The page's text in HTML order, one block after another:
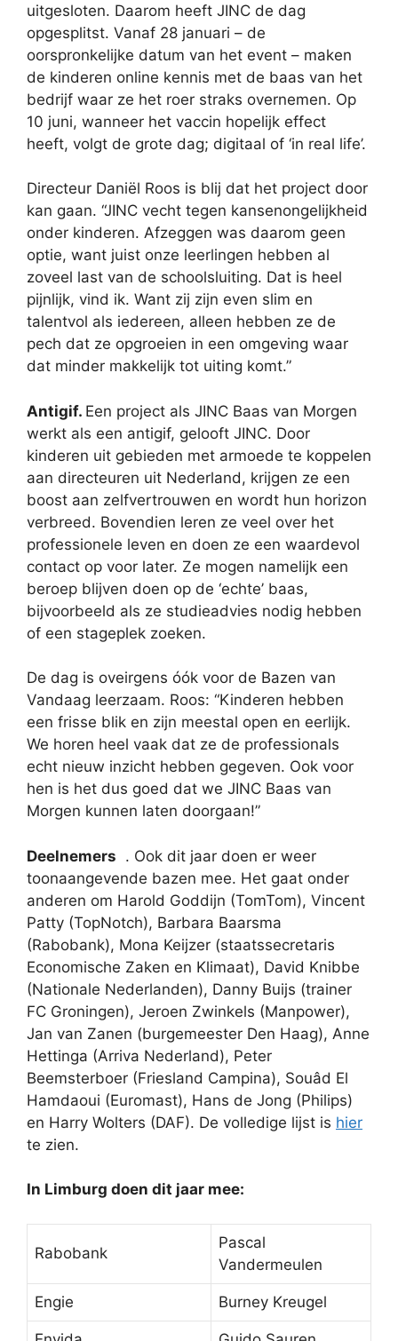
uitgesloten. Daarom heeft JINC de dag
opgesplitst. Vanaf 28 januari – de
oorspronkelijke datum van het event – maken
de kinderen online kennis met de baas van het
bedrijf waar ze het roer straks overnemen. Op
10 juni, wanneer het vaccin hopelijk effect
heeft, volgt de grote dag; digitaal of ‘in real life’.
Directeur Daniël Roos is blij dat het project door
kan gaan. “JINC vecht tegen kansenongelijkheid
onder kinderen. Afzeggen was daarom geen
optie, want juist onze leerlingen hebben al
zoveel last van de schoolsluiting. Dat is heel
pijnlijk, vind ik. Want zij zijn even slim en
talentvol als iedereen, alleen hebben ze de
pech dat ze opgroeien in een omgeving waar
dat minder makkelijk tot uiting komt.”
Antigif. Een project als JINC Baas van Morgen
werkt als een antigif, gelooft JINC. Door
kinderen uit gebieden met armoede te koppelen
aan directeuren uit Nederland, krijgen ze een
boost aan zelfvertrouwen en wordt hun horizon
verbreed. Bovendien leren ze veel over het
professionele leven en doen ze een waardevol
contact op voor later. Ze mogen namelijk een
beroep blijven doen op de ‘echte’ baas,
bijvoorbeeld als ze studieadvies nodig hebben
of een stageplek zoeken.
De dag is oveirgens óók voor de Bazen van
Vandaag leerzaam. Roos: “Kinderen hebben
een frisse blik en zijn meestal open en eerlijk.
We horen heel vaak dat ze de professionals
echt nieuw inzicht hebben gegeven. Ook voor
hen is het dus goed dat we JINC Baas van
Morgen kunnen laten doorgaan!”
Deelnemers . Ook dit jaar doen er weer
toonaangevende bazen mee. Het gaat onder
anderen om Harold Goddijn (TomTom), Vincent
Patty (TopNotch), Barbara Baarsma
(Rabobank), Mona Keijzer (staatssecretaris
Economische Zaken en Klimaat), David Knibbe
(Nationale Nederlanden), Danny Buijs (trainer
FC Groningen), Jeroen Zwinkels (Manpower),
Jan van Zanen (burgemeester Den Haag), Anne
Hettinga (Arriva Nederland), Peter
Beemsterboer (Friesland Campina), Souâd El
Hamdaoui (Euromast), Hans de Jong (Philips)
en Harry Wolters (DAF). De volledige lijst is hier
te zien.
In Limburg doen dit jaar mee:
Rabobank
Pascal
Vandermeulen
Engie Burney Kreugel